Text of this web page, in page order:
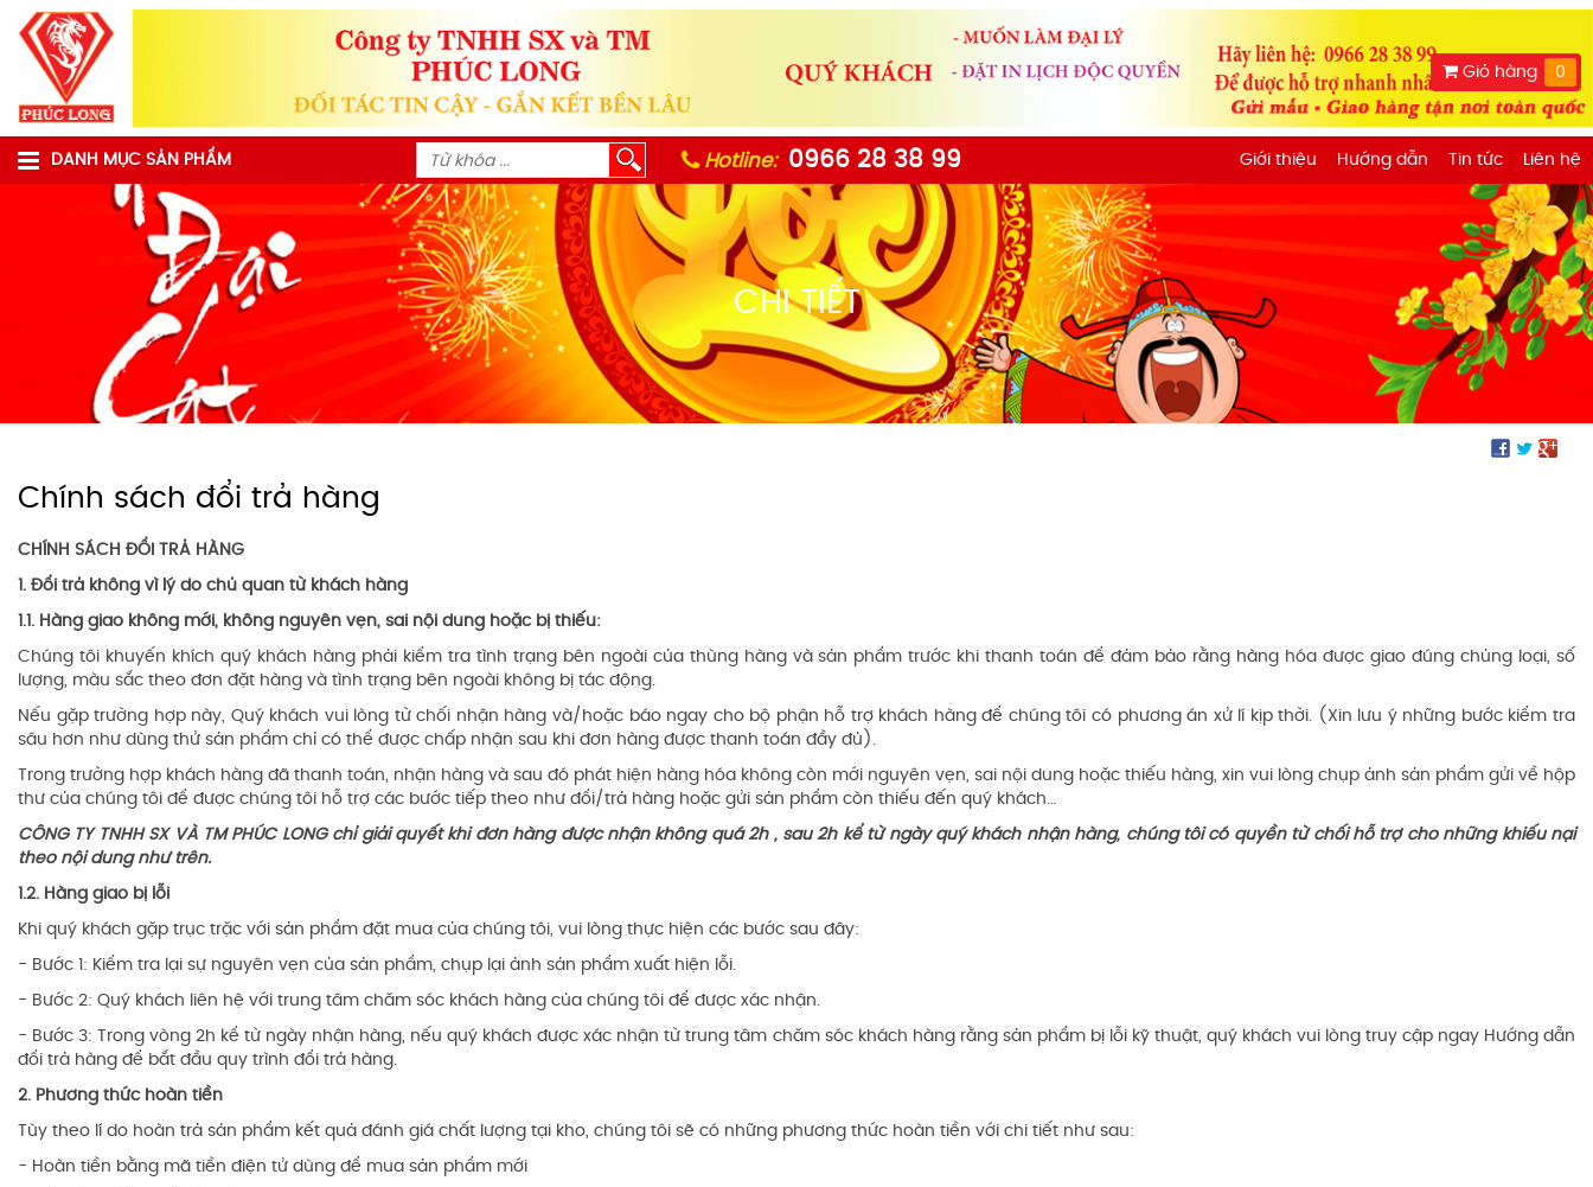
Giỏ hàng 0
DANH MỤC SẢN PHẨM Hotline: 0966 28 38 99 Giới thiệu Hướng dẫn Tin tức Liên hệ
CHI TIẾT
Chính sách đổi trả hàng
CHÍNH SÁCH ĐỔI TRẢ HÀNG
1. Đổi trả không vì lý do chủ quan từ khách hàng
1.1. Hàng giao không mới, không nguyên vẹn, sai nội dung hoặc bị thiếu:
Chúng tôi khuyến khích quý khách hàng phải kiểm tra tình trạng bên ngoài của thùng hàng và sản phẩm trước khi thanh toán để đảm bảo rằng hàng hóa được giao đúng chủng loại, số
lượng, màu sắc theo đơn đặt hàng và tình trạng bên ngoài không bị tác động.
Nếu gặp trường hợp này, Quý khách vui lòng từ chối nhận hàng và/hoặc báo ngay cho bộ phận hỗ trợ khách hàng để chúng tôi có phương án xử lí kịp thời. (Xin lưu ý những bước kiểm tra
sâu hơn như dùng thử sản phẩm chỉ có thể được chấp nhận sau khi đơn hàng được thanh toán đầy đủ).
Trong trường hợp khách hàng đã thanh toán, nhận hàng và sau đó phát hiện hàng hóa không còn mới nguyên vẹn, sai nội dung hoặc thiếu hàng, xin vui lòng chụp ảnh sản phẩm gửi về hộp
thư của chúng tôi để được chúng tôi hỗ trợ các bước tiếp theo như đổi/trả hàng hoặc gửi sản phẩm còn thiếu đến quý khách…
CÔNG TY TNHH SX VÀ TM PHÚC LONG chỉ giải quyết khi đơn hàng được nhận không quá 2h , sau 2h kể từ ngày quý khách nhận hàng, chúng tôi có quyền từ chối hỗ trợ cho những khiếu nại
theo nội dung như trên.
1.2. Hàng giao bị lỗi
Khi quý khách gặp trục trặc với sản phẩm đặt mua của chúng tôi, vui lòng thực hiện các bước sau đây:
- Bước 1: Kiểm tra lại sự nguyên vẹn của sản phẩm, chụp lại ảnh sản phẩm xuất hiện lỗi.
- Bước 2: Quý khách liên hệ với trung tâm chăm sóc khách hàng của chúng tôi để được xác nhận.
- Bước 3: Trong vòng 2h kể từ ngày nhận hàng, nếu quý khách được xác nhận từ trung tâm chăm sóc khách hàng rằng sản phẩm bị lỗi kỹ thuật, quý khách vui lòng truy cập ngay Hướng dẫn
đổi trả hàng để bắt đầu quy trình đổi trả hàng.
2. Phương thức hoàn tiền
Tùy theo lí do hoàn trả sản phẩm kết quả đánh giá chất lượng tại kho, chúng tôi sẽ có những phương thức hoàn tiền với chi tiết như sau:
- Hoàn tiền bằng mã tiền điện tử dùng để mua sản phẩm mới